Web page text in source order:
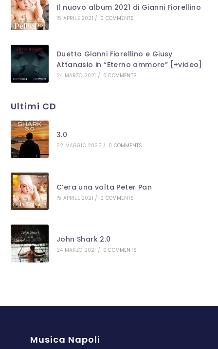
Il nuovo album 2021 di Gianni Fiorellino
15 APRILE 2021 / 0 COMMENTS
Duetto Gianni Fiorellino e Giusy
Attanasio in “Eterno ammore” [+video]
24 MARZO 2021 / 0 COMMENTS
Ultimi CD
3.0
22 MAGGIO 2025 / 0 COMMENTS
C’era una volta Peter Pan
15 APRILE 2021 / 0 COMMENTS
John Shark 2.0
24 MARZO 2021 / 0 COMMENTS
Musica Napoli